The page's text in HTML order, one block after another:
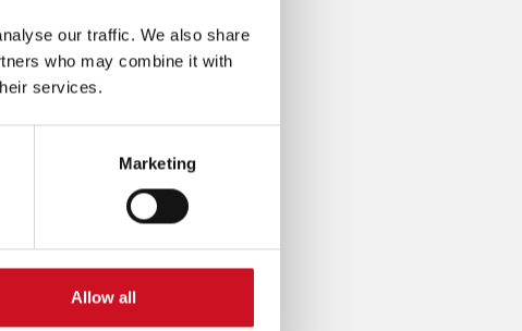
our traffic. We also share
who may combine it with
services.
Marketing
Allow all
voor
te leren.
is
om